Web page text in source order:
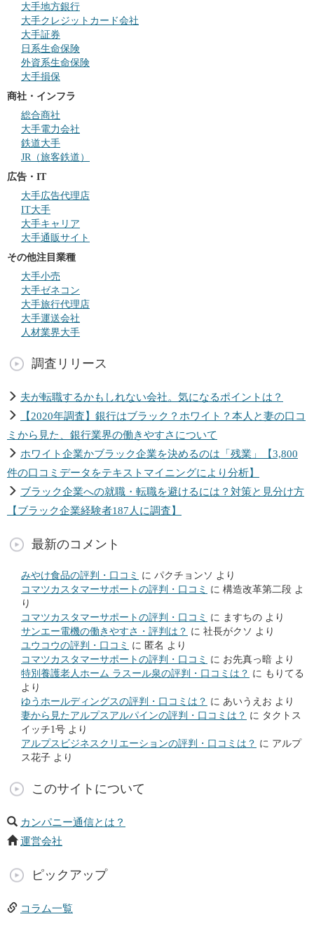
大手地方銀行
大手クレジットカード会社
大手証券
日系生命保険
外資系生命保険
大手損保
商社・インフラ
総合商社
大手電力会社
鉄道大手
JR（旅客鉄道）
広告・IT
大手広告代理店
IT大手
大手キャリア
大手通販サイト
その他注目業種
大手小売
大手ゼネコン
大手旅行代理店
大手運送会社
人材業界大手
調査リリース
夫が転職するかもしれない会社。気になるポイントは？
【2020年調査】銀行はブラック？ホワイト？本人と妻の口コ
ミから見た、銀行業界の働きやすさについて
ホワイト企業かブラック企業を決めるのは「残業」【3,800
件の口コミデータをテキストマイニングにより分析】
ブラック企業への就職・転職を避けるには？対策と見分け方
【ブラック企業経験者187人に調査】
最新のコメント
みやけ食品の評判・口コミ に パクチョンソ より
コマツカスタマーサポートの評判・口コミ に 構造改革第二段 よ
り
コマツカスタマーサポートの評判・口コミ に ますちの より
サンエー電機の働きやすさ・評判は？ に 社長がクソ より
ユウコウの評判・口コミ に 匿名 より
コマツカスタマーサポートの評判・口コミ に お先真っ暗 より
特別養護老人ホーム ラスール泉の評判・口コミは？ に もりてる
より
ゆうホールディングスの評判・口コミは？ に あいうえお より
妻から見たアルプスアルパインの評判・口コミは？ に タクトス
イッチ1号 より
アルプスビジネスクリエーションの評判・口コミは？ に アルプ
ス花子 より
このサイトについて
カンパニー通信とは？
運営会社
ピックアップ
コラム一覧